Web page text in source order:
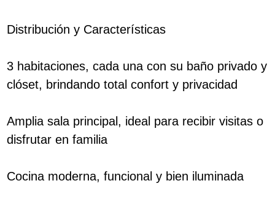
Distribución y Características
3 habitaciones, cada una con su baño privado y
clóset, brindando total confort y privacidad
Amplia sala principal, ideal para recibir visitas o
disfrutar en familia
Cocina moderna, funcional y bien iluminada